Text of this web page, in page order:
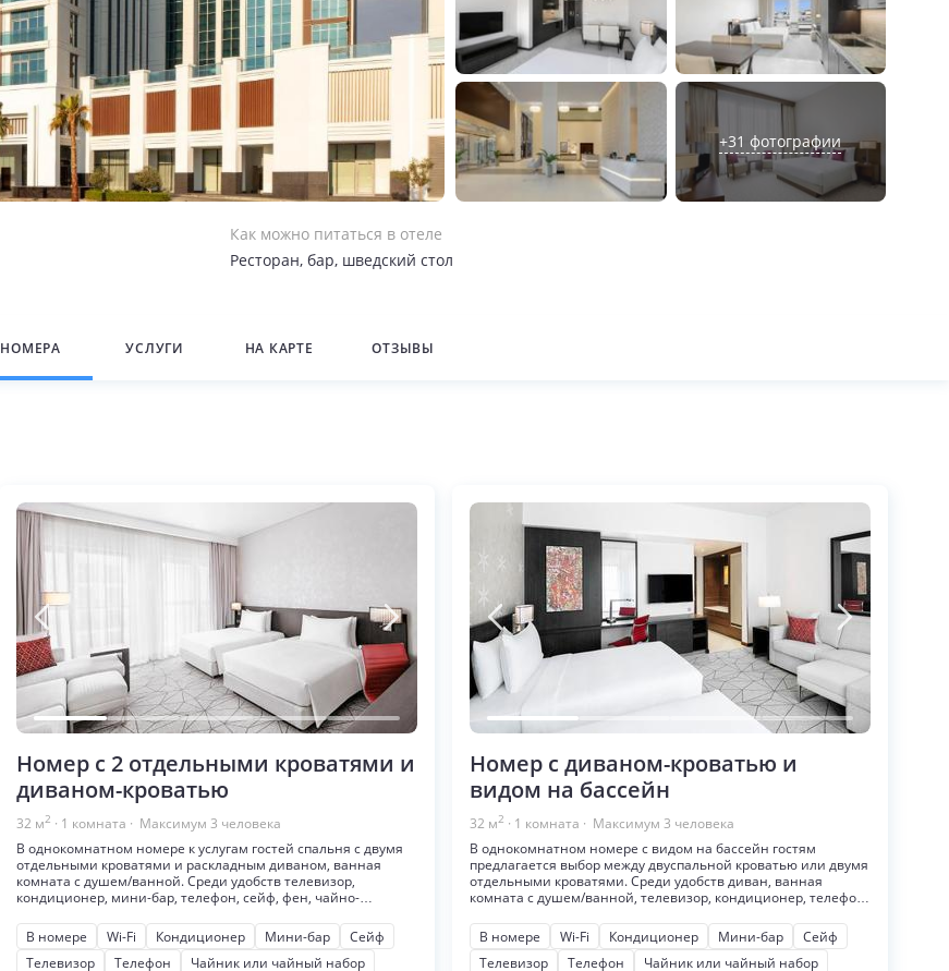
+31 фотографии
Как можно питаться в отеле
Ресторан, бар, шведский стол
НОМЕРА УСЛУГИ НА КАРТЕ ОТЗЫВЫ
Номер с 2 отдельными кроватями и
диваном-кроватью
32 м2 · 1 комната · Максимум 3 человека
В однокомнатном номере к услугам гостей спальня с двумя
отдельными кроватями и раскладным диваном, ванная
комната с душем/ванной. Среди удобств телевизор,
кондиционер, мини-бар, телефон, сейф, фен, чайно-
В номере
Wi-Fi Кондиционер Мини-бар
Сейф
Телевизор
Телефон
Чайник или чайный набор
Номер с диваном-кроватью и
видом на бассейн
32 м2 · 1 комната · Максимум 3 человека
В однокомнатном номере с видом на бассейн гостям
предлагается выбор между двуспальной кроватью или двумя
отдельными кроватями. Среди удобств диван, ванная
комната с душем/ванной, телевизор, кондиционер, телефон,
В номере
Wi-Fi Кондиционер Мини-бар
Сейф
Телевизор
Телефон
Чайник или чайный набор